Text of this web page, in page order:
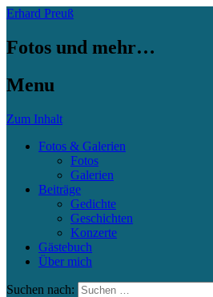
Erhard Preuß
Fotos und mehr…
Menu
Zum Inhalt
Fotos & Galerien
Fotos
Galerien
Beiträge
Gedichte
Geschichten
Konzerte
Gästebuch
Über mich
Suchen nach: